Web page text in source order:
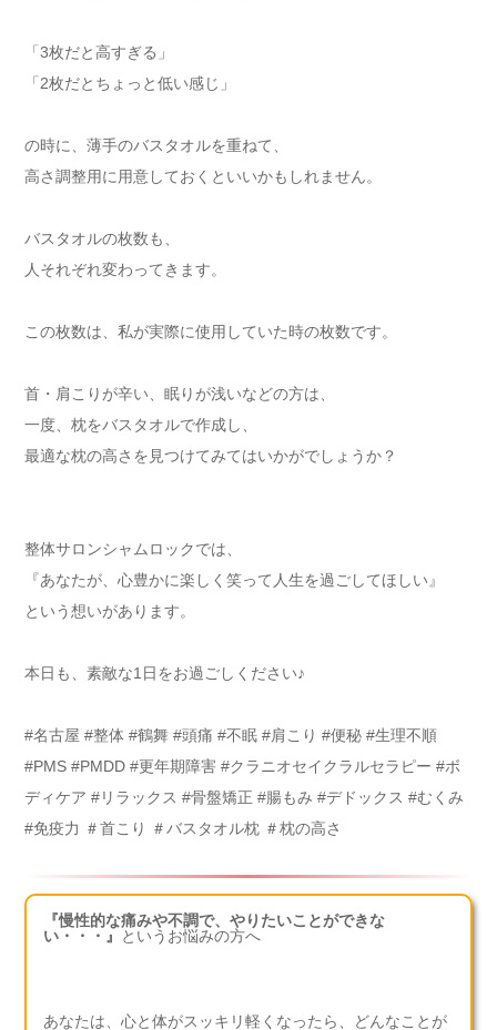
「3枚だと高すぎる」
「2枚だとちょっと低い感じ」
の時に、薄手のバスタオルを重ねて、
高さ調整用に用意しておくといいかもしれません。
バスタオルの枚数も、
人それぞれ変わってきます。
この枚数は、私が実際に使用していた時の枚数です。
首・肩こりが辛い、眠りが浅いなどの方は、
一度、枕をバスタオルで作成し、
最適な枕の高さを見つけてみてはいかがでしょうか？
整体サロンシャムロックでは、
『あなたが、心豊かに楽しく笑って人生を過ごしてほしい』
という想いがあります。
本日も、素敵な1日をお過ごしください♪
#名古屋 #整体 #鶴舞 #頭痛 #不眠 #肩こり #便秘 #生理不順
#PMS #PMDD #更年期障害 #クラニオセイクラルセラピー #ボ
ディケア #リラックス #骨盤矯正 #腸もみ #デドックス #むくみ
#免疫力 ＃首こり ＃バスタオル枕 ＃枕の高さ
『慢性的な痛みや不調で、やりたいことができな
い・・・』
というお悩みの方へ
あなたは、心と体がスッキリ軽くなったら、どんなことが